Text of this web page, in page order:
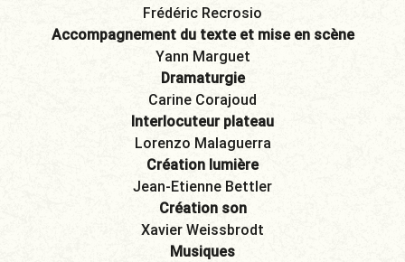
Frédéric Recrosio
Accompagnement du texte et mise en scène
Yann Marguet
Dramaturgie
Carine Corajoud
Interlocuteur plateau
Lorenzo Malaguerra
Création lumière
Jean-Etienne Bettler
Création son
Xavier Weissbrodt
Musiques